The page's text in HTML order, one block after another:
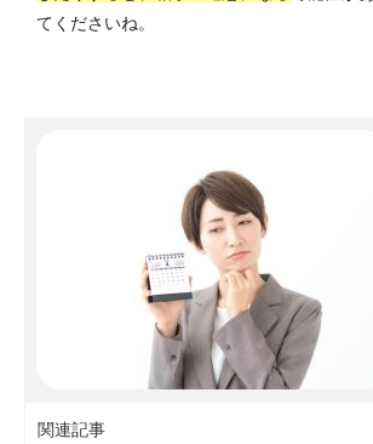
てくださいね。
関連記事